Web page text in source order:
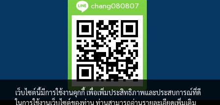
chang080807
เว็บไซต์นี้มีการใช้งานคุกกี้ เพื่อเพิ่มประสิทธิภาพและประสบการณ์ที่ดี
ในการใช้งานเว็บไซต์ของท่าน ท่านสามารถอ่านรายละเอียดเพิ่มเติม